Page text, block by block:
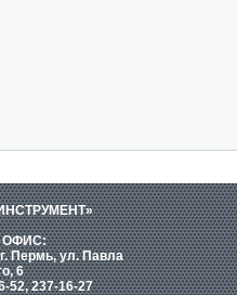
ОФИС:
Пермь, ул. Павла
6
52, 237-16-27